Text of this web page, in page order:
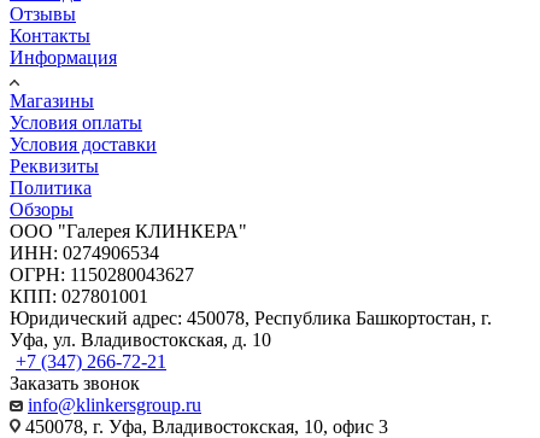
Отзывы
Контакты
Информация
Магазины
Условия оплаты
Условия доставки
Реквизиты
Политика
Обзоры
ООО "Галерея КЛИНКЕРА"
ИНН: 0274906534
ОГРН: 1150280043627
КПП: 027801001
Юридический адрес: 450078, Республика Башкортостан, г.
Уфа, ул. Владивостокская, д. 10
+7 (347) 266-72-21
Заказать звонок
info@klinkersgroup.ru
450078, г. Уфа, Владивостокская, 10, офис 3